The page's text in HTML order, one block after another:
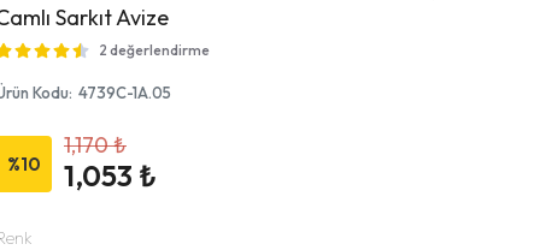
Sarkıt Avize
2 değerlendirme
Kodu: 4739C-1A.05
%10
1,170 ₺
1,053 ₺